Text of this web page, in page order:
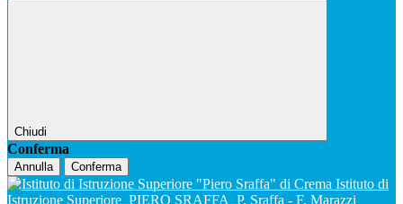
Chiudi
Conferma
Annulla Conferma
Istituto di
Istruzione Superiore PIERO SRAFFA P. Sraffa - F. Marazzi